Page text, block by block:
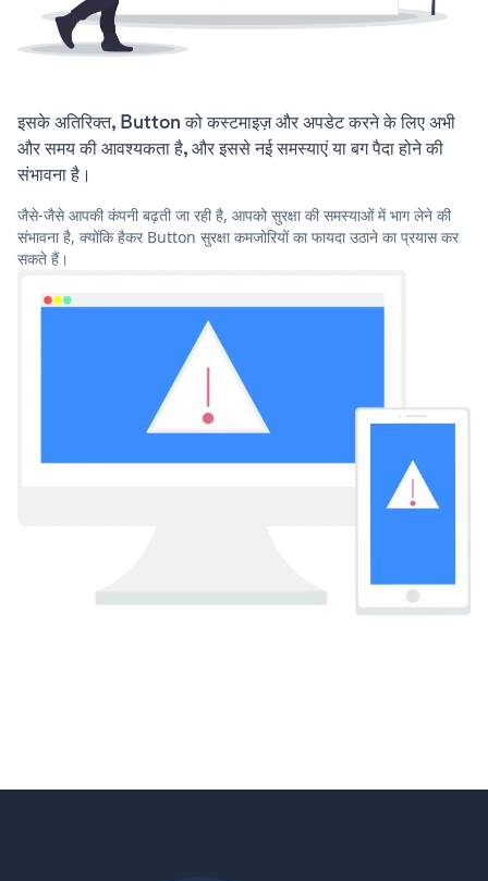
इसके अतिरिक्त, Button को कस्टमाइज़ और अपडेट करने के लिए अभी
और समय की आवश्यकता है, और इससे नई समस्याएं या बग पैदा होने की
संभावना है।
जैसे-जैसे आपकी कंपनी बढ़ती जा रही है, आपको सुरक्षा की समस्याओं में भाग लेने की
संभावना है, क्योंकि हैकर Button सुरक्षा कमजोरियों का फायदा उठाने का प्रयास कर
सकते हैं।